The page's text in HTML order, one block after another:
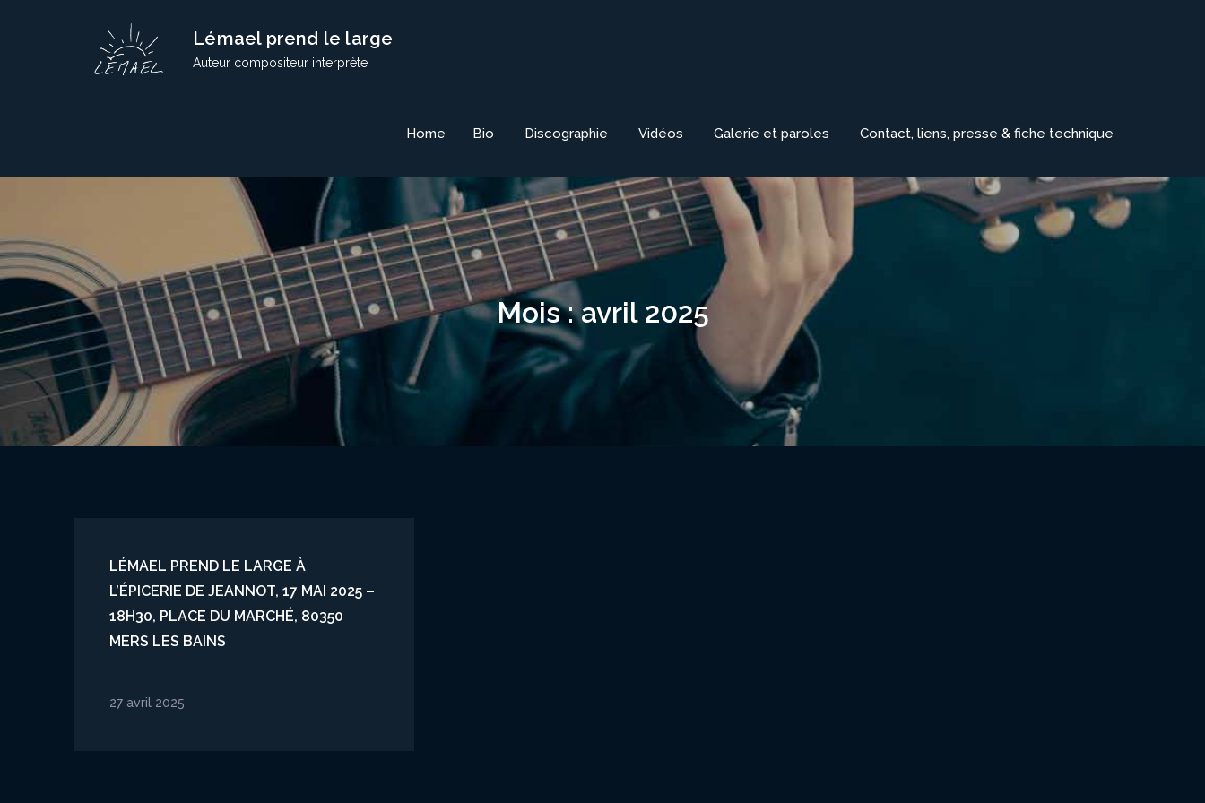
Lémael prend le large
Auteur compositeur interprète
Home Bio Discographie Vidéos Galerie et paroles Contact, liens, presse & fiche technique
Mois :avril 2025
LÉMAEL PREND LE LARGE À
L’ÉPICERIE DE JEANNOT, 17 MAI 2025 –
18H30, PLACE DU MARCHÉ, 80350
MERS LES BAINS
27 avril 2025